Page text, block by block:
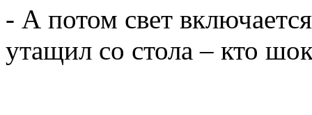
- А потом свет
утащил со стола – кто